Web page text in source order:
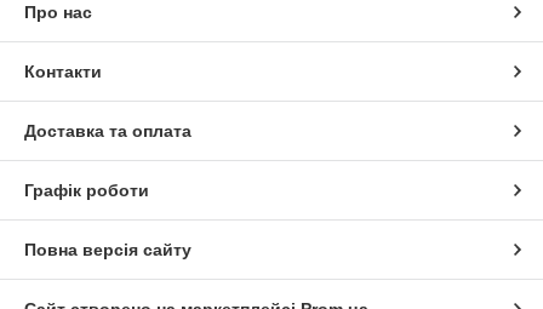
Про нас
Контакти
Доставка та оплата
Графік роботи
Повна версія сайту